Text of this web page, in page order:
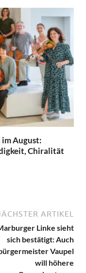
August:
Chiralität
ARTIKEL
Linke sieht
sich bestätigt: Auch
Vaupel
will höhere